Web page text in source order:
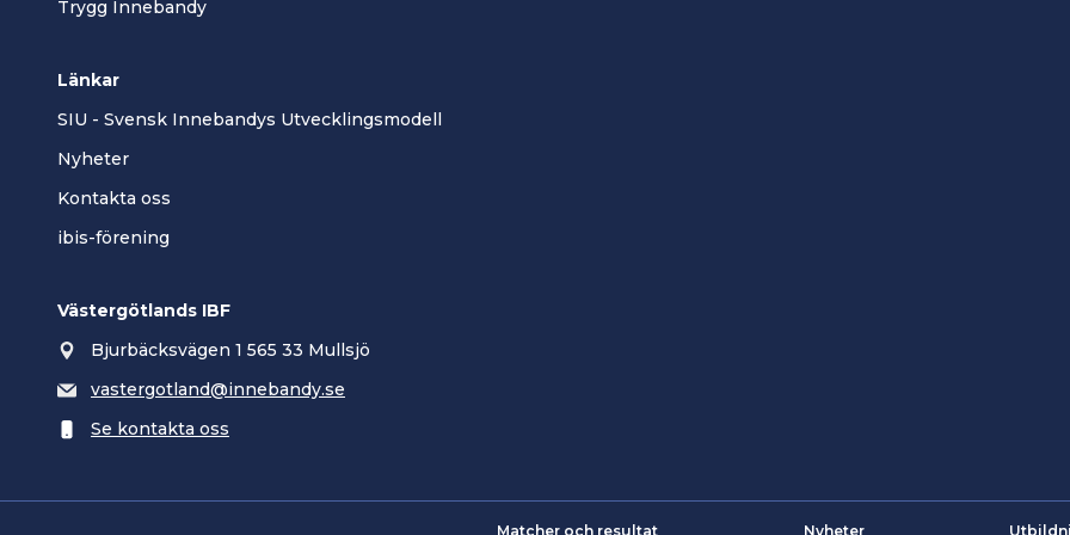
Trygg Innebandy
Länkar
SIU - Svensk Innebandys Utvecklingsmodell
Nyheter
Kontakta oss
ibis-förening
Västergötlands IBF
Bjurbäcksvägen 1 565 33 Mullsjö
vastergotland@innebandy.se
Se kontakta oss
Matcher och resultat Nyheter